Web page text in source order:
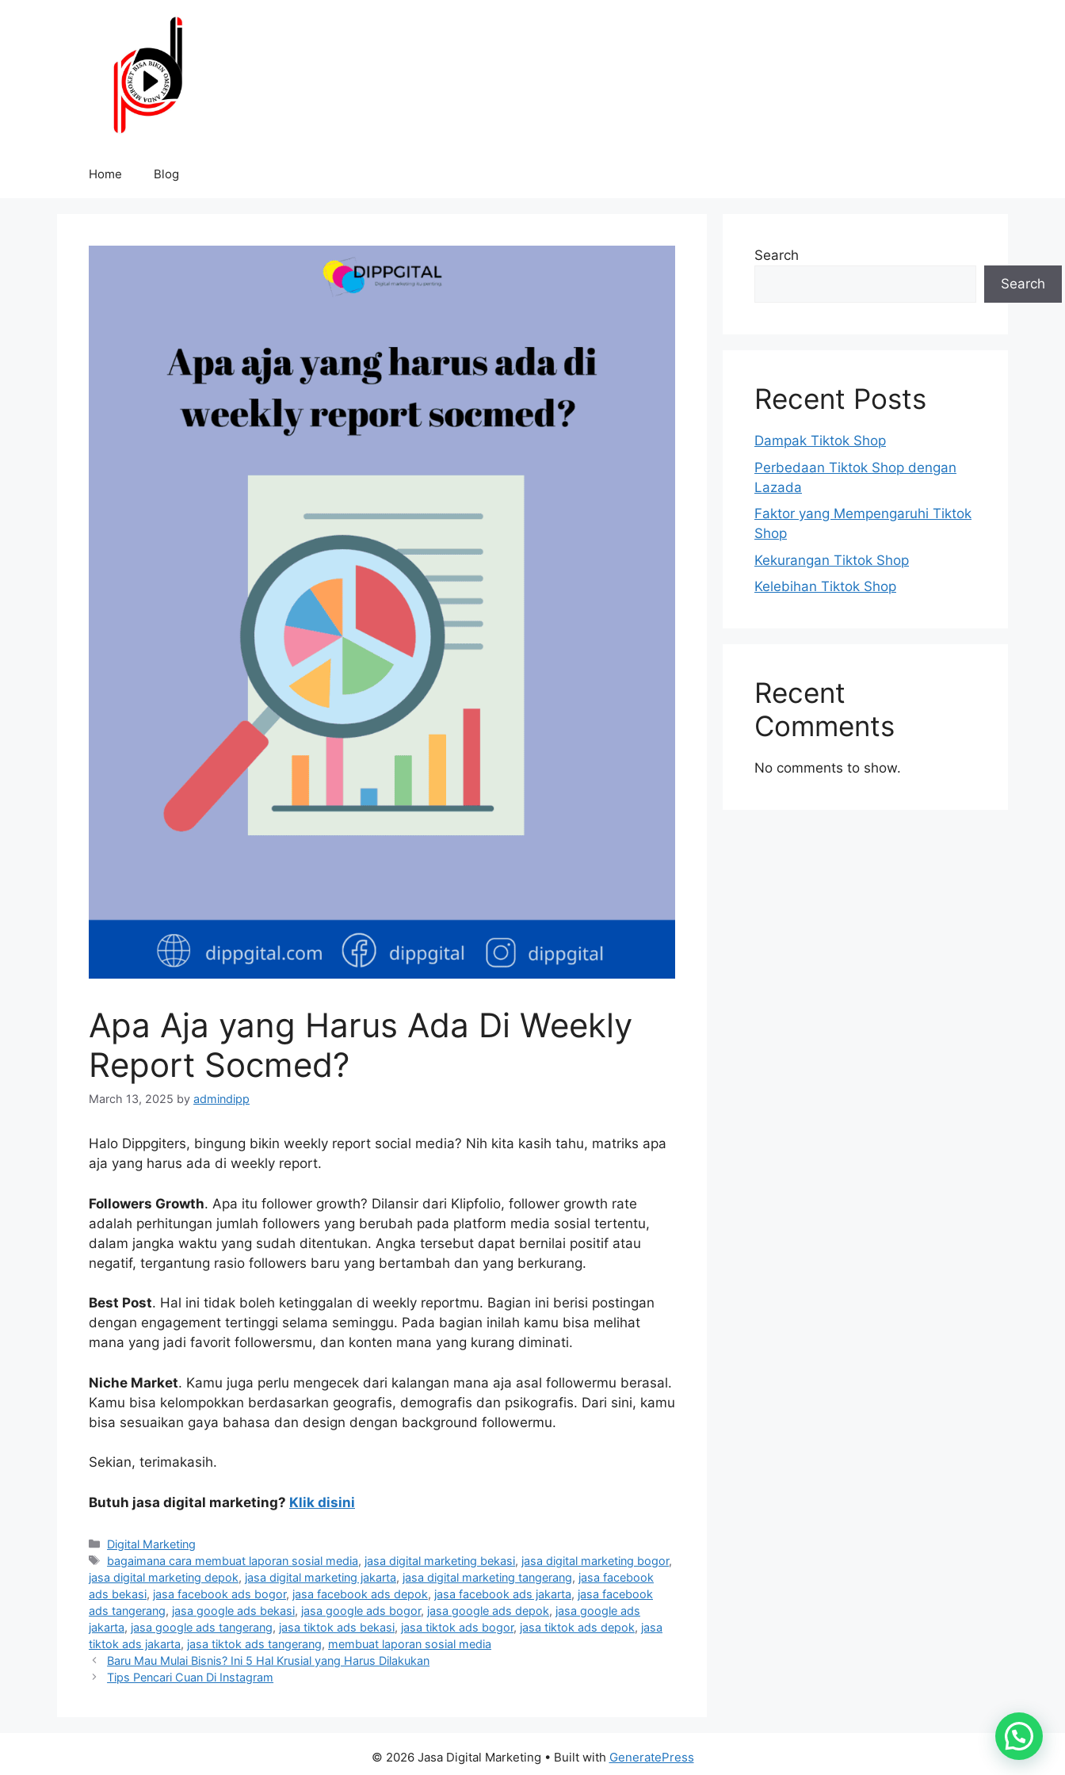
Home Blog
Apa Aja yang Harus Ada Di Weekly
Report Socmed?
March 13, 2025 by admindipp
Halo Dippgiters, bingung bikin weekly report social media? Nih kita kasih tahu, matriks apa
aja yang harus ada di weekly report.
Followers Growth. Apa itu follower growth? Dilansir dari Klipfolio, follower growth rate
adalah perhitungan jumlah followers yang berubah pada platform media sosial tertentu,
dalam jangka waktu yang sudah ditentukan. Angka tersebut dapat bernilai positif atau
negatif, tergantung rasio followers baru yang bertambah dan yang berkurang.
Best Post. Hal ini tidak boleh ketinggalan di weekly reportmu. Bagian ini berisi postingan
dengan engagement tertinggi selama seminggu. Pada bagian inilah kamu bisa melihat
mana yang jadi favorit followersmu, dan konten mana yang kurang diminati.
Niche Market. Kamu juga perlu mengecek dari kalangan mana aja asal followermu berasal.
Kamu bisa kelompokkan berdasarkan geografis, demografis dan psikografis. Dari sini, kamu
bisa sesuaikan gaya bahasa dan design dengan background followermu.
Sekian, terimakasih.
Butuh jasa digital marketing? Klik disini
Digital Marketing
bagaimana cara membuat laporan sosial media, jasa digital marketing bekasi, jasa digital marketing bogor,
jasa digital marketing depok, jasa digital marketing jakarta, jasa digital marketing tangerang, jasa facebook
ads bekasi, jasa facebook ads bogor, jasa facebook ads depok, jasa facebook ads jakarta, jasa facebook
ads tangerang, jasa google ads bekasi, jasa google ads bogor, jasa google ads depok, jasa google ads
jakarta, jasa google ads tangerang, jasa tiktok ads bekasi, jasa tiktok ads bogor, jasa tiktok ads depok, jasa
tiktok ads jakarta, jasa tiktok ads tangerang, membuat laporan sosial media
Baru Mau Mulai Bisnis? Ini 5 Hal Krusial yang Harus Dilakukan
Tips Pencari Cuan Di Instagram
Search
Search
Recent Posts
Dampak Tiktok Shop
Perbedaan Tiktok Shop dengan
Lazada
Faktor yang Mempengaruhi Tiktok
Shop
Kekurangan Tiktok Shop
Kelebihan Tiktok Shop
Recent
Comments
No comments to show.
© 2026 Jasa Digital Marketing • Built with GeneratePress